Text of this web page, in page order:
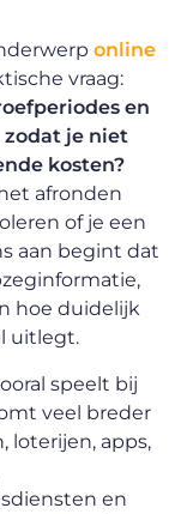
online
vraag:
en
je niet
kosten?
afronden
of je een
aan begint dat
hoe duidelijk
uitlegt.
speelt bij
veel breder
loterijen, apps,
en